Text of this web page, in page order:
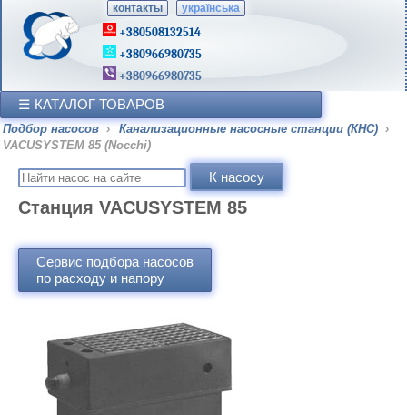
контакты українська
+380508132514
+380966980735
+380966980735
КАТАЛОГ ТОВАРОВ
Подбор насосов › Канализационные насосные станции (КНС) ›
VACUSYSTEM 85 (Nocchi)
Станция VACUSYSTEM 85
Сервис подбора насосов
по расходу и напору